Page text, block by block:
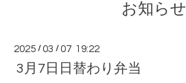
お知らせ
2025 /03 /07 19:22
3月7日日替わり弁当